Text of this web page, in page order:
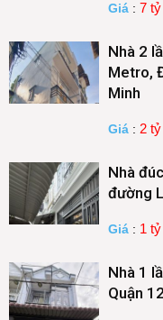
Giá : 7
Nhà 2
Metro,
Minh
Giá : 2
Nhà
đường
Giá : 1
Nhà 1
Quận 12